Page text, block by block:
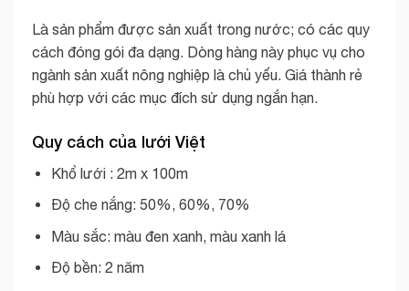
Là sản phẩm được sản xuất trong nước; có các quy
cách đóng gói đa dạng. Dòng hàng này phục vụ cho
ngành sản xuất nông nghiệp là chủ yếu. Giá thành rẻ
phù hợp với các mục đích sử dụng ngắn hạn.
Quy cách của lưới Việt
Khổ lưới : 2m x 100m
Độ che nắng: 50%, 60%, 70%
Màu sắc: màu đen xanh, màu xanh lá
Độ bền: 2 năm